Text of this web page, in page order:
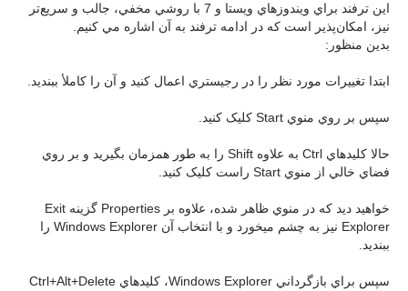
اين ترفند براي ويندوز‌هاي ويستا و 7 با روشي مخفي، جالب و سريع‌تر
نيز، امکان‌پذير است که در ادامه ترفند به آن اشاره مي کنيم.
بدين منظور:
ابتدا تغييرات مورد نظر را در رجيستري اعمال کنيد و آن را کاملأ ببنديد.
سپس بر روي منوي Start کليک کنيد.
حالا کليدهاي Ctrl به علاوه Shift را به طور همزمان بگيريد و بر روي
فضاي خالي از منوي Start راست کليک کنيد.
خواهيد ديد که در منوي ظاهر شده، علاوه بر Properties گزينه Exit
Explorer نيز به چشم مي‏خورد و با انتخاب آن Windows Explorer را
ببنديد.
سپس براي بازگرداني Windows Explorer، کليدهاي Ctrl+Alt+Delete